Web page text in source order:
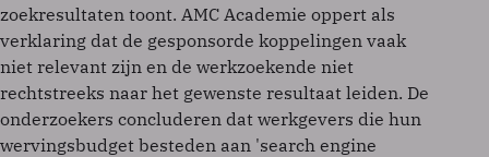
zoekresultaten toont. AMC Academie oppert als
verklaring dat de gesponsorde koppelingen vaak
niet relevant zijn en de werkzoekende niet
rechtstreeks naar het gewenste resultaat leiden. De
onderzoekers concluderen dat werkgevers die hun
wervingsbudget besteden aan 'search engine